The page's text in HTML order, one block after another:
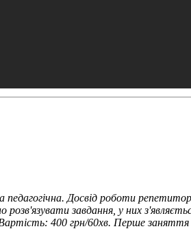
Досвід роботи
завдання, у них
400 грн/60хв. Перше заняття